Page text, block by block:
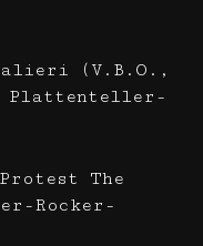
(V.B.O.,
Plattenteller-
The
Rocker-